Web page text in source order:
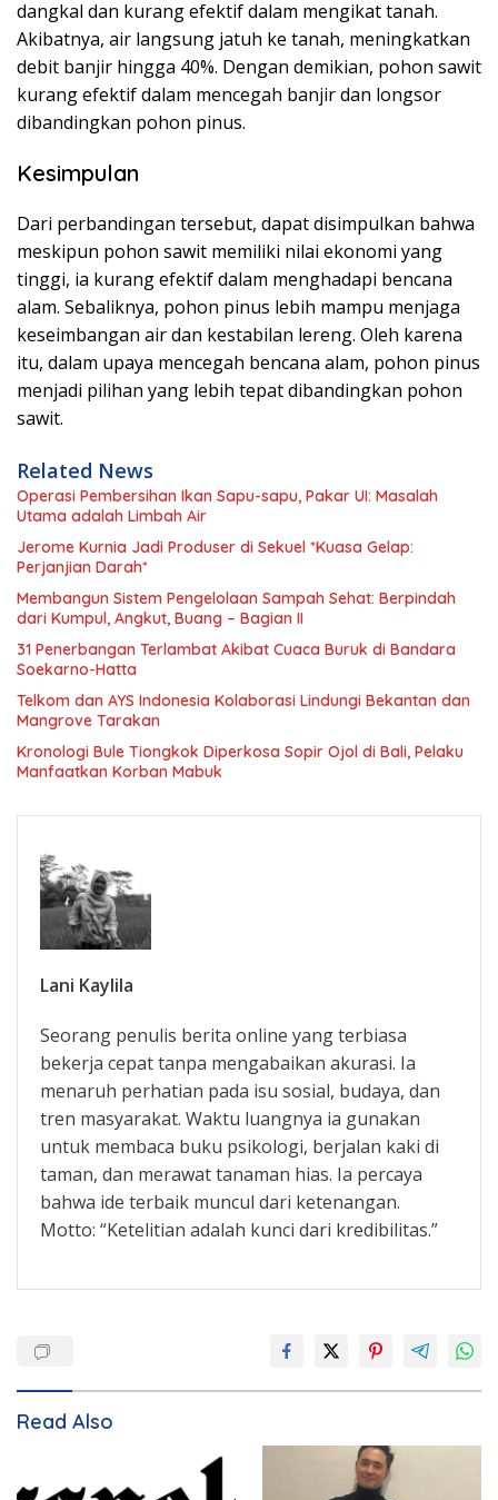
dangkal dan kurang efektif dalam mengikat tanah.
Akibatnya, air langsung jatuh ke tanah, meningkatkan
debit banjir hingga 40%. Dengan demikian, pohon sawit
kurang efektif dalam mencegah banjir dan longsor
dibandingkan pohon pinus.
Kesimpulan
Dari perbandingan tersebut, dapat disimpulkan bahwa
meskipun pohon sawit memiliki nilai ekonomi yang
tinggi, ia kurang efektif dalam menghadapi bencana
alam. Sebaliknya, pohon pinus lebih mampu menjaga
keseimbangan air dan kestabilan lereng. Oleh karena
itu, dalam upaya mencegah bencana alam, pohon pinus
menjadi pilihan yang lebih tepat dibandingkan pohon
sawit.
Related News
Operasi Pembersihan Ikan Sapu-sapu, Pakar UI: Masalah
Utama adalah Limbah Air
Jerome Kurnia Jadi Produser di Sekuel *Kuasa Gelap:
Perjanjian Darah*
Membangun Sistem Pengelolaan Sampah Sehat: Berpindah
dari Kumpul, Angkut, Buang – Bagian II
31 Penerbangan Terlambat Akibat Cuaca Buruk di Bandara
Soekarno-Hatta
Telkom dan AYS Indonesia Kolaborasi Lindungi Bekantan dan
Mangrove Tarakan
Kronologi Bule Tiongkok Diperkosa Sopir Ojol di Bali, Pelaku
Manfaatkan Korban Mabuk
Lani Kaylila
Seorang penulis berita online yang terbiasa
bekerja cepat tanpa mengabaikan akurasi. Ia
menaruh perhatian pada isu sosial, budaya, dan
tren masyarakat. Waktu luangnya ia gunakan
untuk membaca buku psikologi, berjalan kaki di
taman, dan merawat tanaman hias. Ia percaya
bahwa ide terbaik muncul dari ketenangan.
Motto: “Ketelitian adalah kunci dari kredibilitas.”
Read Also